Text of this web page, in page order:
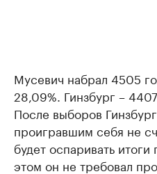
Мусевич набрал 4505
28,09%. Гинзбург –
После выборов
проигравшим себя не
будет оспаривать
этом он не требовал